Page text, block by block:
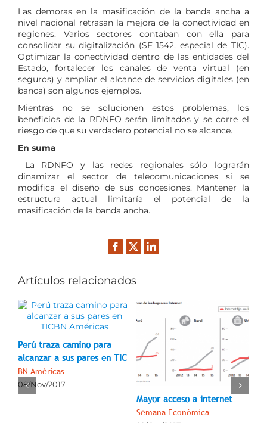
Las demoras en la masificación de la banda ancha a
nivel nacional retrasan la mejora de la conectividad en
regiones. Varios sectores contaban con ella para
consolidar su digitalización (SE 1542, especial de TIC).
Optimizar la conectividad dentro de las entidades del
Estado, fortalecer los canales de venta virtual (en
seguros) y ampliar el alcance de servicios digitales (en
banca) son algunos ejemplos.
Mientras no se solucionen estos problemas, los
beneficios de la RDNFO serán limitados y se corre el
riesgo de que su verdadero potencial no se alcance.
En suma
La RDNFO y las redes regionales sólo lograrán
dinamizar el sector de telecomunicaciones si se
modifica el diseño de sus concesiones. Mantener la
estructura actual limitaría el potencial de la
masificación de la banda ancha.
Facebook
TwitterLinkedIn
Artículos relacionados
Perú traza camino para
alcanzar a sus pares en TIC
BN Américas
08/Nov/2017
Mayor acceso a internet
Semana Económica